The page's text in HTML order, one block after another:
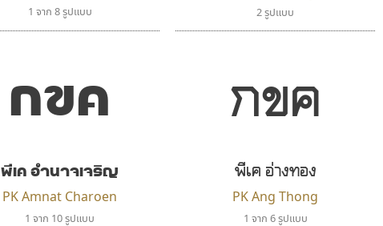
1 จาก 8 รูปแบบ 2 รูปแบบ
กขค
พีเค อำนาจเจริญ
PK Amnat Charoen
1 จาก 10 รูปแบบ
กขค
พีเค อ่างทอง
PK Ang Thong
1 จาก 6 รูปแบบ